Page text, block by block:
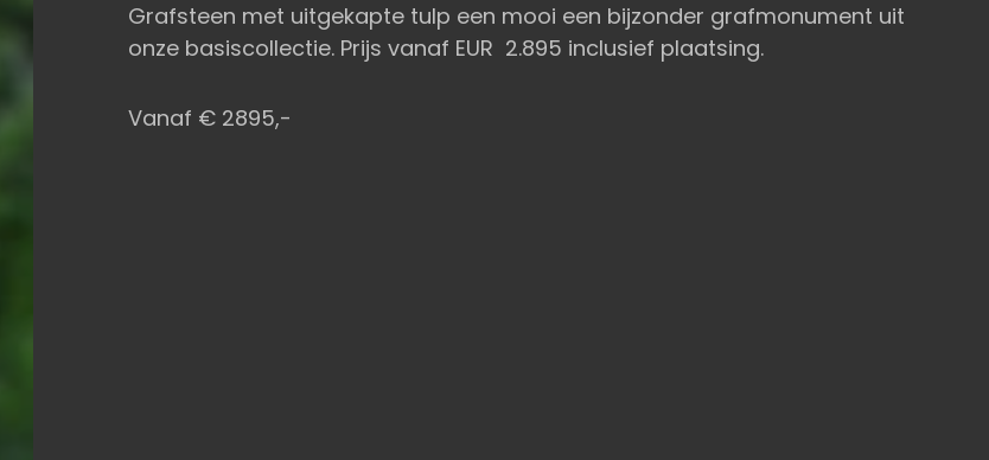
Grafsteen met uitgekapte tulp een mooi een bijzonder grafmonument uit
onze basiscollectie. Prijs vanaf EUR 2.895 inclusief plaatsing.
Vanaf € 2895,-